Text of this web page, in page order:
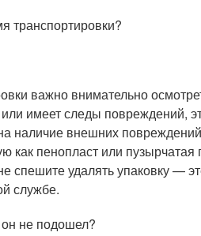
транспортировки?
важно внимательно
имеет следы повреждений,
наличие внешних
пенопласт или пузырчатая
спешите удалять упаковку —
службе.
не подошел?